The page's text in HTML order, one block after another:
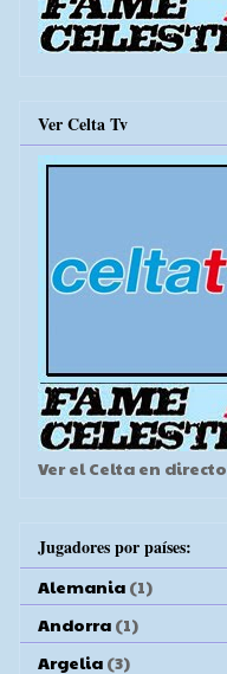
Ver Celta Tv
Ver el Celta en directo
Jugadores por países:
Alemania (1)
Andorra (1)
Argelia (3)